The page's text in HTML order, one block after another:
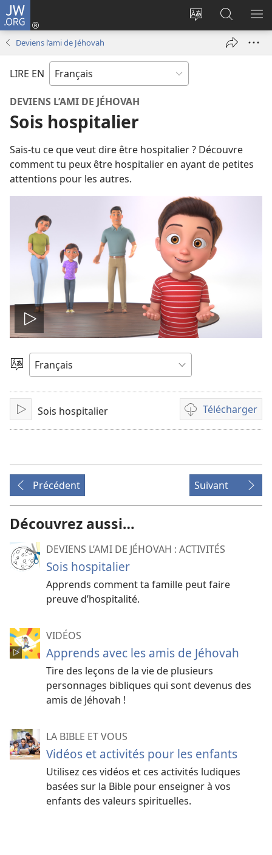
JW.ORG
Changer
langue
Se
connecter
nouvelle
sur
JW.ORG
Deviens l’ami de Jéhovah
LIRE EN
DEVIENS L’AMI DE JÉHOVAH
Sois hospitalier
Sais-tu ce que veut dire être hospitalier ? Découvre
comment tu peux être hospitalier en ayant de petites
attentions pour les autres.
Lire
la
vidéo
Choisir
langue
Lire Sois hospitalier Télécharger
Options
de
vidéos
Précédent Suivant
Découvrez aussi…
DEVIENS L’AMI DE JÉHOVAH : ACTIVITÉS
Sois hospitalier
Apprends comment ta famille peut faire
preuve d’hospitalité.
VIDÉOS
Apprends avec les amis de Jéhovah
Tire des leçons de la vie de plusieurs
personnages bibliques qui sont devenus des
amis de Jéhovah !
LA BIBLE ET VOUS
Vidéos et activités pour les enfants
Utilisez ces vidéos et ces activités ludiques
basées sur la Bible pour enseigner à vos
enfants des valeurs spirituelles.